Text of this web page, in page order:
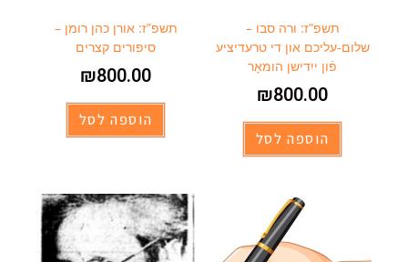
תשפ”ז: ורה סבו –
שלום-עליכם און די טרעדיציע
פֿון ייִדישן הומאָר
₪800.00
הוספה לסל
תשפ”ז: אורן כהן רומן –
סיפורים קצרים
₪800.00
הוספה לסל